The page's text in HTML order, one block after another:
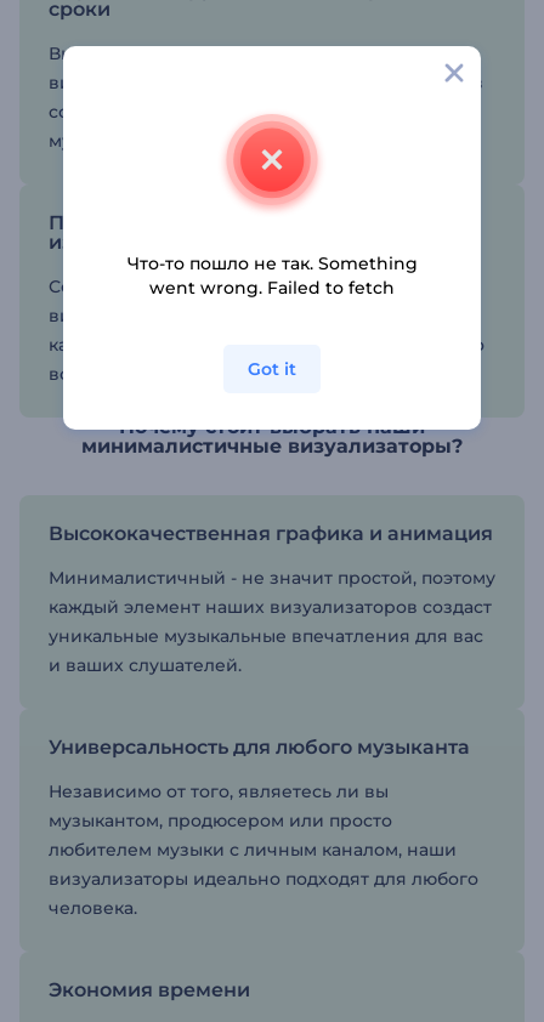
сроки
Выбирайте из множества стилей
визуализаторов и подбирайте каждую деталь в
соответствии с настроением и жанром вашей
музыки.
Придайте вашему музыкальному каналу
изюминку
Создав свой минималистичный музыкальный
визуализатор, поделитесь им на социальных
каналах, чтобы увеличить число слушателей по
всему миру.
Почему стоит выбрать наши
минималистичные визуализаторы?
Высококачественная графика и анимация
Минималистичный - не значит простой, поэтому
каждый элемент наших визуализаторов создаст
уникальные музыкальные впечатления для вас
и ваших слушателей.
Универсальность для любого музыканта
Независимо от того, являетесь ли вы
музыкантом, продюсером или просто
любителем музыки с личным каналом, наши
визуализаторы идеально подходят для любого
человека.
Экономия времени
Что-то пошло не так. Something
went wrong. Failed to fetch
Got it